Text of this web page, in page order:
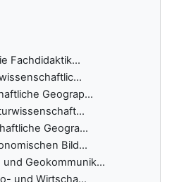
Fachdidaktik...
Geograp...
Geogra...
Bild...
Geokommunik...
und Wirtscha...